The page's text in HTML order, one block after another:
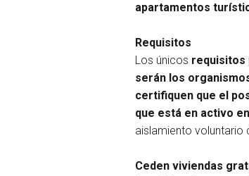
apartamentos
Requisitos
Los únicos requisitos
serán los
certifiquen que el
que está en activo
aislamiento voluntario
Ceden viviendas